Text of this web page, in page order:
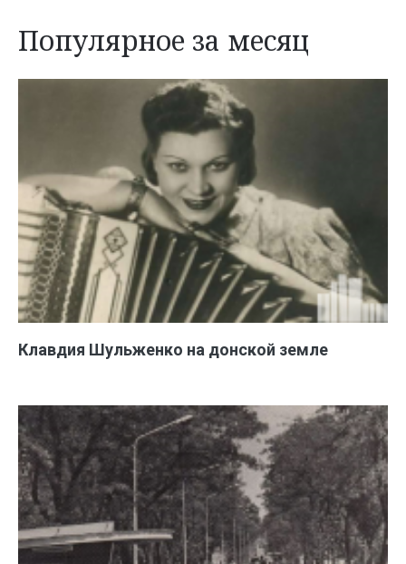
Популярное за месяц
Клавдия Шульженко на донской земле